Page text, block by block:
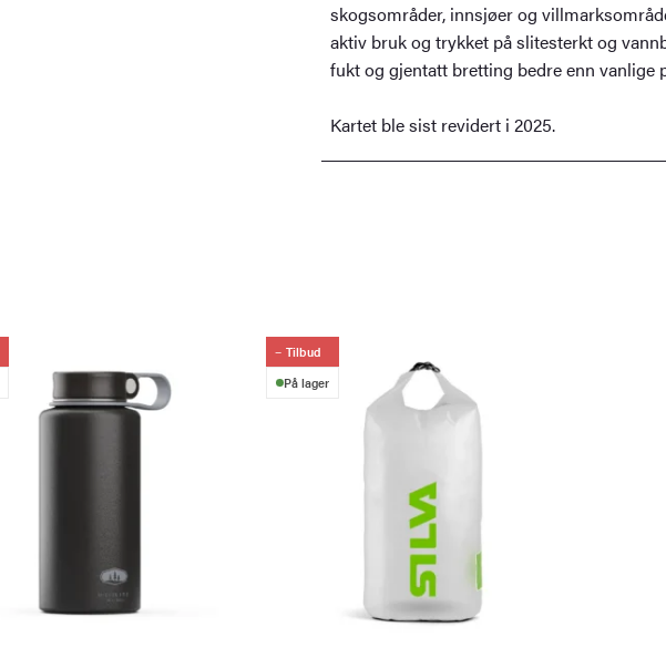
skogsområder, innsjøer og
aktiv bruk og trykket på slitesterkt og
fukt og gjentatt bretting bedre enn vanlige
Kartet ble sist revidert i 2025.
Tilbud
På lager